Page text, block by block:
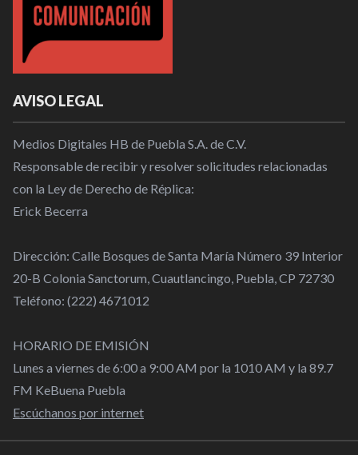
AVISO LEGAL
Medios Digitales HB de Puebla S.A. de C.V.
Responsable de recibir y resolver solicitudes relacionadas
con la Ley de Derecho de Réplica:
Erick Becerra
Dirección: Calle Bosques de Santa María Número 39 Interior
20-B Colonia Sanctorum, Cuautlancingo, Puebla, CP 72730
Teléfono: (222) 4671012
HORARIO DE EMISIÓN
Lunes a viernes de 6:00 a 9:00 AM por la 1010 AM y la 89.7
FM KeBuena Puebla
Escúchanos por internet